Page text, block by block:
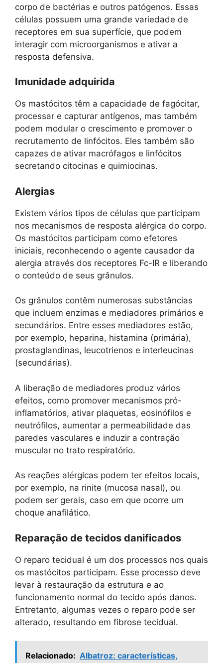
corpo de bactérias e outros patógenos. Essas
células possuem uma grande variedade de
receptores em sua superfície, que podem
interagir com microorganismos e ativar a
resposta defensiva.
Imunidade adquirida
Os mastócitos têm a capacidade de fagócitar,
processar e capturar antígenos, mas também
podem modular o crescimento e promover o
recrutamento de linfócitos. Eles também são
capazes de ativar macrófagos e linfócitos
secretando citocinas e quimiocinas.
Alergias
Existem vários tipos de células que participam
nos mecanismos de resposta alérgica do corpo.
Os mastócitos participam como efetores
iniciais, reconhecendo o agente causador da
alergia através dos receptores Fc-IR e liberando
o conteúdo de seus grânulos.
Os grânulos contêm numerosas substâncias
que incluem enzimas e mediadores primários e
secundários. Entre esses mediadores estão,
por exemplo, heparina, histamina (primária),
prostaglandinas, leucotrienos e interleucinas
(secundárias).
A liberação de mediadores produz vários
efeitos, como promover mecanismos pró-
inflamatórios, ativar plaquetas, eosinófilos e
neutrófilos, aumentar a permeabilidade das
paredes vasculares e induzir a contração
muscular no trato respiratório.
As reações alérgicas podem ter efeitos locais,
por exemplo, na rinite (mucosa nasal), ou
podem ser gerais, caso em que ocorre um
choque anafilático.
Reparação de tecidos danificados
O reparo tecidual é um dos processos nos quais
os mastócitos participam. Esse processo deve
levar à restauração da estrutura e ao
funcionamento normal do tecido após danos.
Entretanto, algumas vezes o reparo pode ser
alterado, resultando em fibrose tecidual.
Relacionado: Albatroz: características,